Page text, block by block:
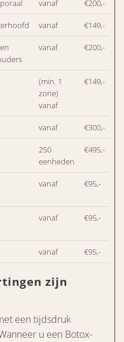
vanaf €200,-
vanaf €149,-
vanaf €200,-
(min. 1
zone)
vanaf
€149,-
vanaf €300,-
250
eenheden
€495,-
vanaf €95,-
vanaf €95,-
vanaf €95,-
zijn
een tijdsdruk
u een Botox-